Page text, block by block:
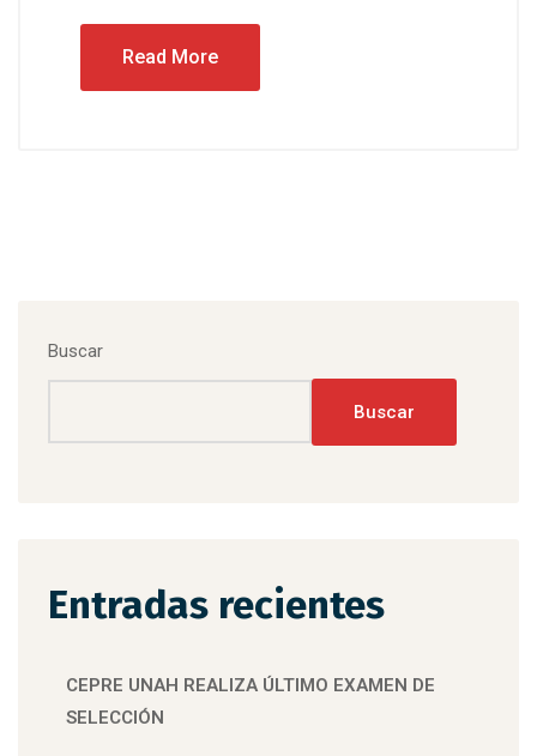
Read More
Buscar
Buscar
Entradas recientes
CEPRE UNAH REALIZA ÚLTIMO EXAMEN DE
SELECCIÓN